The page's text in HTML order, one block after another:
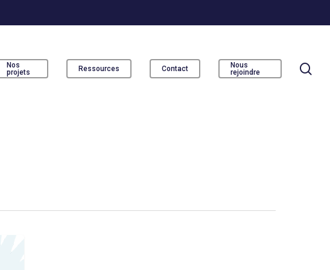
Nos
projets
Ressources Contact
Nous
rejoindre